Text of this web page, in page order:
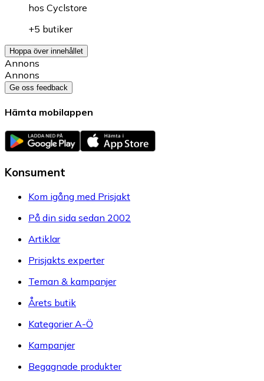
hos Cyclstore
+5 butiker
Hoppa över innehållet
Annons
Annons
Ge oss feedback
Hämta mobilappen
Konsument
Kom igång med Prisjakt
På din sida sedan 2002
Artiklar
Prisjakts experter
Teman & kampanjer
Årets butik
Kategorier A-Ö
Kampanjer
Begagnade produkter